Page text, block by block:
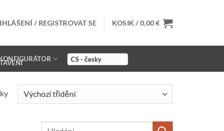
/ REGISTROVAT SE KOSIK /0,00€